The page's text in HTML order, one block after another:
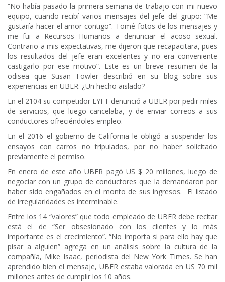
“No había pasado la primera semana de trabajo con mi nuevo
equipo, cuando recibí varios mensajes del jefe del grupo: “Me
gustaría hacer el amor contigo”. Tomé fotos de los mensajes y
me fui a Recursos Humanos a denunciar el acoso sexual.
Contrario a mis expectativas, me dijeron que recapacitara, pues
los resultados del jefe eran excelentes y no era conveniente
castigarlo por ese motivo”. Este es un breve resumen de la
odisea que Susan Fowler describió en su blog sobre sus
experiencias en UBER. ¿Un hecho aislado?
En el 2104 su competidor LYFT denunció a UBER por pedir miles
de servicios, que luego cancelaba, y de enviar correos a sus
conductores ofreciéndoles empleo.
En el 2016 el gobierno de California le obligó a suspender los
ensayos con carros no tripulados, por no haber solicitado
previamente el permiso.
En enero de este año UBER pagó US $ 20 millones, luego de
negociar con un grupo de conductores que la demandaron por
haber sido engañados en el monto de sus ingresos. El listado
de irregularidades es interminable.
Entre los 14 “valores” que todo empleado de UBER debe recitar
está el de “Ser obsesionado con los clientes y lo más
importante es el crecimiento”. “No importa si para ello hay que
pisar a alguien” agrega en un análisis sobre la cultura de la
compañía, Mike Isaac, periodista del New York Times. Se han
aprendido bien el mensaje, UBER estaba valorada en US 70 mil
millones antes de cumplir los 10 años.